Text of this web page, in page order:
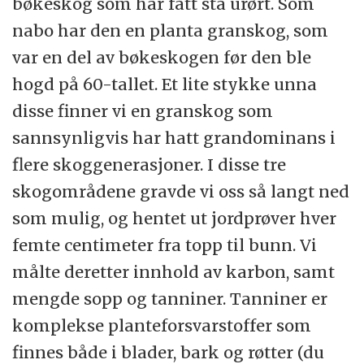
nabo har den en planta granskog, som
var en del av bøkeskogen før den ble
hogd på 60-tallet. Et lite stykke unna
disse finner vi en granskog som
sannsynligvis har hatt grandominans i
flere skoggenerasjoner. I disse tre
skogområdene gravde vi oss så langt ned
som mulig, og hentet ut jordprøver hver
femte centimeter fra topp til bunn. Vi
målte deretter innhold av karbon, samt
mengde sopp og tanniner. Tanniner er
komplekse planteforsvarstoffer som
finnes både i blader, bark og røtter (du